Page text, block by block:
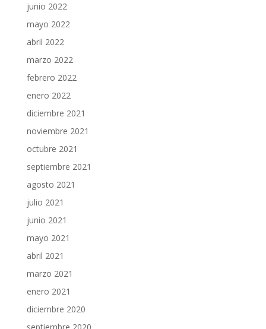
junio 2022
mayo 2022
abril 2022
marzo 2022
febrero 2022
enero 2022
diciembre 2021
noviembre 2021
octubre 2021
septiembre 2021
agosto 2021
julio 2021
junio 2021
mayo 2021
abril 2021
marzo 2021
enero 2021
diciembre 2020